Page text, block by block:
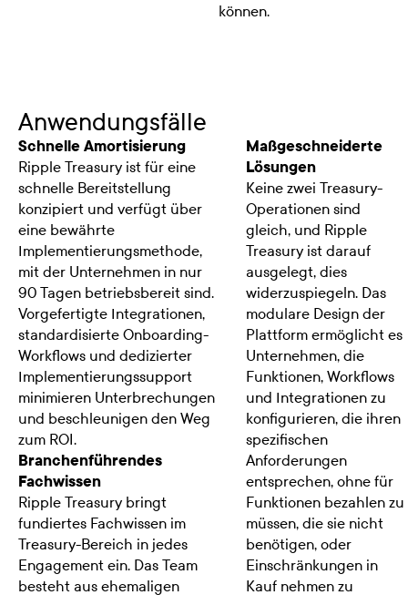
können.
Anwendungsfälle
Schnelle Amortisierung
Ripple Treasury ist für eine
schnelle Bereitstellung
konzipiert und verfügt über
eine bewährte
Implementierungsmethode,
mit der Unternehmen in nur
90 Tagen betriebsbereit sind.
Vorgefertigte Integrationen,
standardisierte Onboarding-
Workflows und dedizierter
Implementierungssupport
minimieren Unterbrechungen
und beschleunigen den Weg
zum ROI.
Branchenführendes
Fachwissen
Ripple Treasury bringt
fundiertes Fachwissen im
Treasury-Bereich in jedes
Engagement ein. Das Team
besteht aus ehemaligen
Maßgeschneiderte
Lösungen
Keine zwei Treasury-
Operationen sind
gleich, und Ripple
Treasury ist darauf
ausgelegt, dies
widerzuspiegeln. Das
modulare Design der
Plattform ermöglicht es
Unternehmen, die
Funktionen, Workflows
und Integrationen zu
konfigurieren, die ihren
spezifischen
Anforderungen
entsprechen, ohne für
Funktionen bezahlen zu
müssen, die sie nicht
benötigen, oder
Einschränkungen in
Kauf nehmen zu